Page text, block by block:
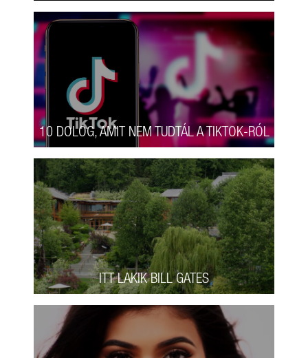
10 DOLOG, AMIT NEM TUDTÁL A TIKTOK-RÓL
ITT LAKIK BILL GATES